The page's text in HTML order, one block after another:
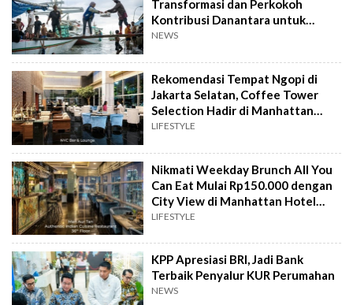
Transformasi dan Perkokoh
Kontribusi Danantara untuk
Ekonomi Nasional
NEWS
Rekomendasi Tempat Ngopi di
Jakarta Selatan, Coffee Tower
Selection Hadir di Manhattan
Hotel Jakarta
LIFESTYLE
Nikmati Weekday Brunch All You
Can Eat Mulai Rp150.000 dengan
City View di Manhattan Hotel
Jakarta
LIFESTYLE
KPP Apresiasi BRI, Jadi Bank
Terbaik Penyalur KUR Perumahan
NEWS